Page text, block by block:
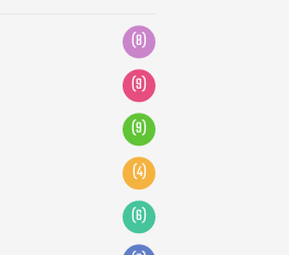
(8)
(7)
(6)
(5)
(12)
(5)